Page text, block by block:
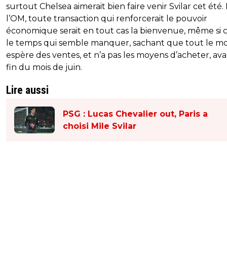
surtout Chelsea aimerait bien faire venir Svilar cet été.
l’OM, toute transaction qui renforcerait le pouvoir
économique serait en tout cas la bienvenue, même si
le temps qui semble manquer, sachant que tout le
espère des ventes, et n’a pas les moyens d’acheter,
fin du mois de juin.
Lire aussi
PSG : Lucas Chevalier out, Paris a
choisi Mile Svilar